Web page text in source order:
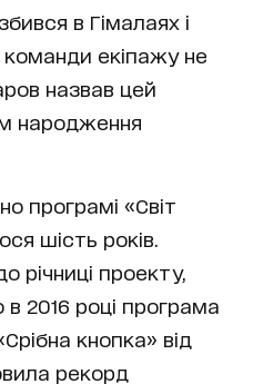
в Гімалаях і
команди екіпажу не
назвав цей
народження
програмі «Світ
шість років.
річниці проекту,
2016 році програма
кнопка» від
рекорд